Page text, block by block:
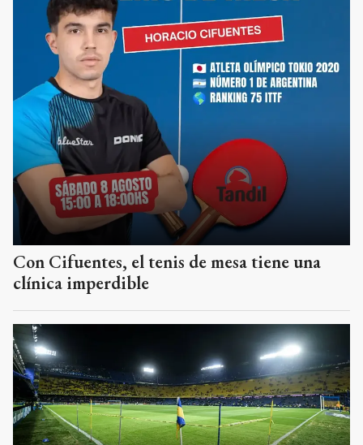
Con Cifuentes, el tenis de mesa tiene una
clínica imperdible